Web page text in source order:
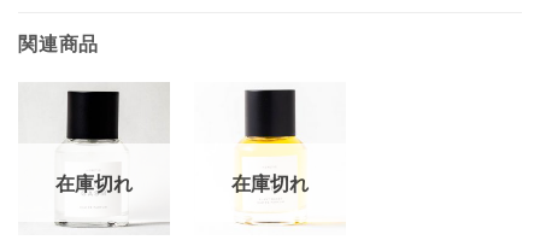
関連商品
在庫切れ 在庫切れ